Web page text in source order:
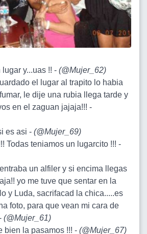
y...uas !! - (@Mujer_62)
el lugar al trapito lo habia
le dije una rubia llega tarde y
en el zaguan jajaja!!! -
es asi - (@Mujer_69)
Todas teniamos un lugarcito !!! -
un alfiler y si encima llegas
yo me tuve que sentar en la
y Luda, sacrifacad la chica.....es
foto, para que vean mi cara de
(@Mujer_61)
bien la pasamos !!! - (@Mujer_67)